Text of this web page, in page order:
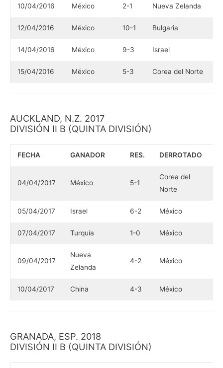
10/04/2016 México 2-1 Nueva Zelanda
12/04/2016 México 10-1 Bulgaria
14/04/2016 México 9-3 Israel
15/04/2016 México 5-3 Corea del Norte
AUCKLAND, N.Z. 2017
DIVISIÓN II B (QUINTA DIVISIÓN)
FECHA GANADOR RES. DERROTADO
04/04/2017 México 5-1
Corea del
Norte
05/04/2017 Israel 6-2 México
07/04/2017 Turquía 1-0 México
09/04/2017
Nueva
Zelanda
4-2 México
10/04/2017 China 4-3 México
GRANADA, ESP. 2018
DIVISIÓN II B (QUINTA DIVISIÓN)